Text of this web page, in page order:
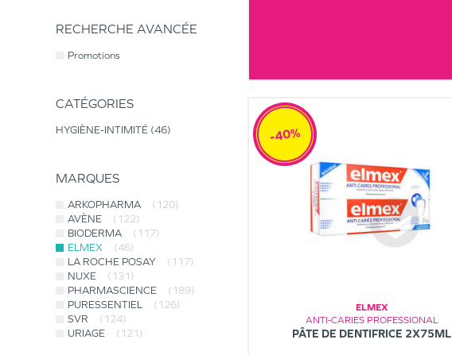
RECHERCHE AVANCÉE
Promotions
CATÉGORIES
HYGIÈNE-INTIMITÉ 46
MARQUES
ARKOPHARMA
(120)
AVÈNE
(122)
BIODERMA
(117)
ELMEX
(46)
LA ROCHE POSAY
(117)
NUXE
(131)
PHARMASCIENCE
(189)
PURESSENTIEL
(126)
SVR
(124)
URIAGE
(121)
ELMEX
ANTI-CARIES PROFESSIONAL
PÂTE DE DENTIFRICE 2X75ML
-40%